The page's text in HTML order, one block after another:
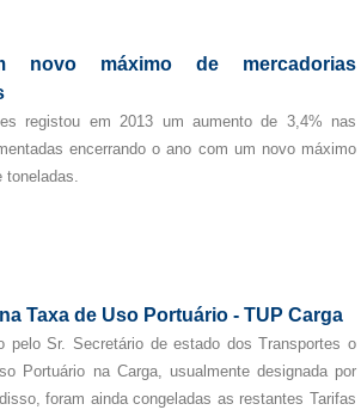
novo máximo de mercadorias
registou em 2013 um aumento de 3,4% nas
encerrando o ano com um novo máximo
toneladas.
Taxa de Uso Portuário - TUP Carga
pelo Sr. Secretário de estado dos Transportes o
Portuário na Carga, usualmente designada por
foram ainda congeladas as restantes Tarifas